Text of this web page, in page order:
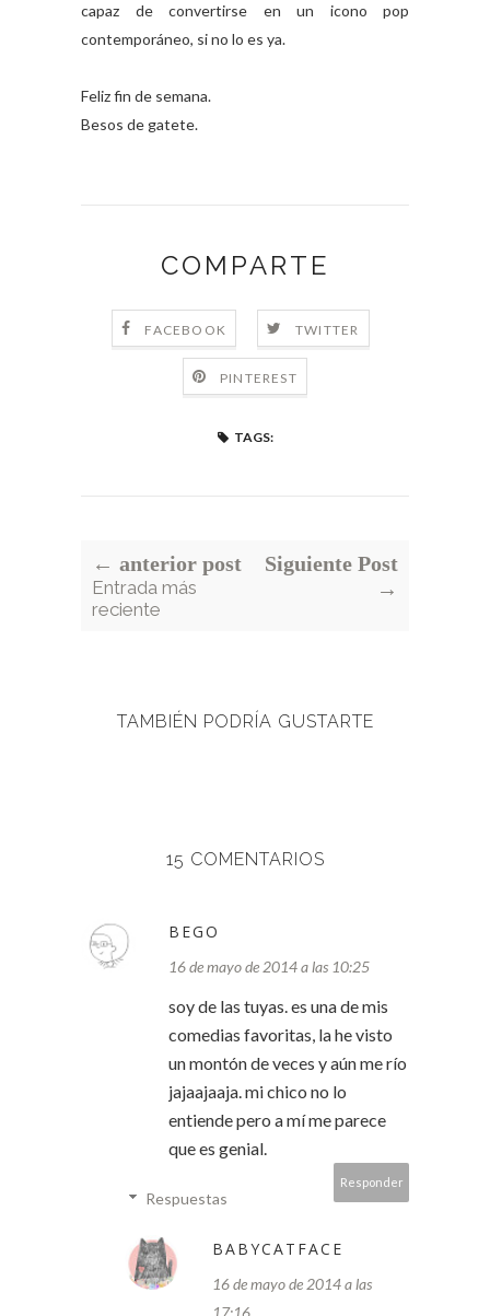
capaz de convertirse en un icono pop
contemporáneo, si no lo es ya.
Feliz fin de semana.
Besos de gatete.
COMPARTE
FACEBOOK TWITTER
PINTEREST
TAGS:
← anterior post
Entrada más
reciente
Siguiente Post
→
TAMBIÉN PODRÍA GUSTARTE
15 COMENTARIOS
BEGO
16 de mayo de 2014 a las 10:25
soy de las tuyas. es una de mis
comedias favoritas, la he visto
un montón de veces y aún me río
jajaajaaja. mi chico no lo
entiende pero a mí me parece
que es genial.
Responder
Respuestas
BABYCATFACE
16 de mayo de 2014 a las